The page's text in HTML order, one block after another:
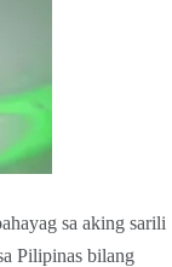
sa aking sarili
Pilipinas bilang